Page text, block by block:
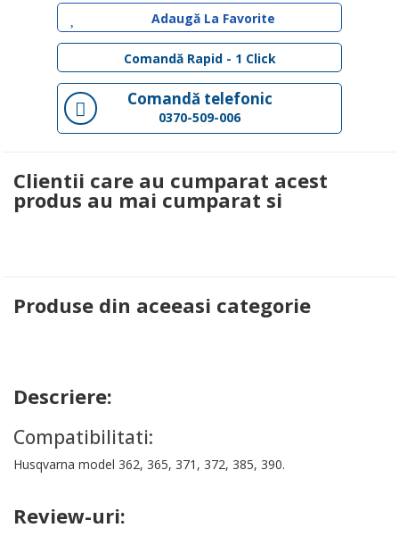
Adaugă La Favorite
Comandă Rapid - 1 Click
Comandă telefonic
0370-509-006
Clientii care au cumparat acest
produs au mai cumparat si
Produse din aceeasi categorie
Descriere:
Compatibilitati:
Husqvarna model 362, 365, 371, 372, 385, 390.
Review-uri: